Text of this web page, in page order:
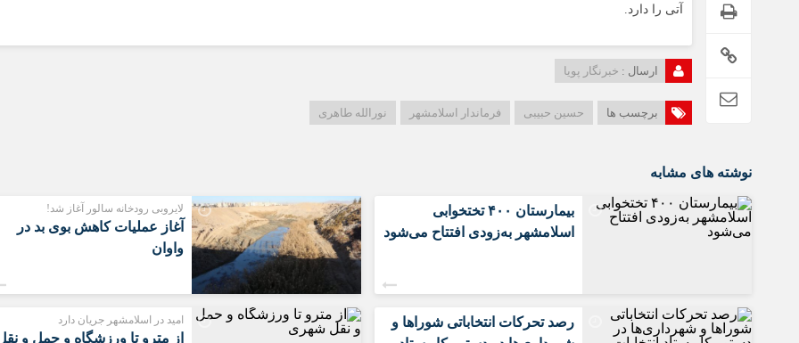
آتی را دارد.
ارسال : خبرنگار پویا
برچسب ها حسین حبیبی فرماندار اسلامشهر نورالله طاهری
نوشته های مشابه
بیمارستان ۴۰۰ تختخوابی
اسلامشهر به‌زودی افتتاح می‌شود
لایروبی رودخانه سالور آغاز شد!
آغاز عملیات کاهش بوی بد در
واوان
رصد تحرکات انتخاباتی شوراها و
امید در اسلامشهر جریان دارد
از مترو تا ورزشگاه و حمل‌ و